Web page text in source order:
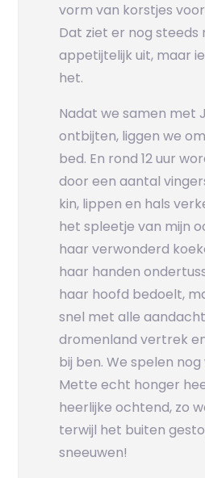
vorm van korstjes
Dat ziet er nog steeds
appetijtelijk uit, maar
het.
Nadat we samen met
ontbijten, liggen we
bed. En rond 12 uur
door een aantal
kin, lippen en hals
het spleetje van mijn
haar verwonderd
haar handen
haar hoofd bedoelt,
snel met alle
dromenland vertrek
bij ben. We spelen
Mette echt honger
heerlijke ochtend, zo
terwijl het buiten
sneeuwen!